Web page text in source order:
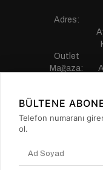
Adres:
Outlet
Mağaza:
Telefon:
E-mail:
MÜŞTERİ
BÜLTENE
Telefon numaranı
ol.